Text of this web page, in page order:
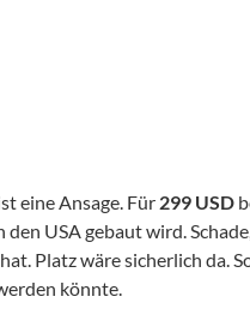
eine Ansage. Für 299 USD
USA gebaut wird.
Platz wäre sicherlich da.
könnte.